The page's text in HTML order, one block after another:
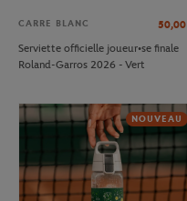
CARRE BLANC 50,00
Serviette officielle joueur•se finale
Roland-Garros 2026 - Vert
NOUVEAU